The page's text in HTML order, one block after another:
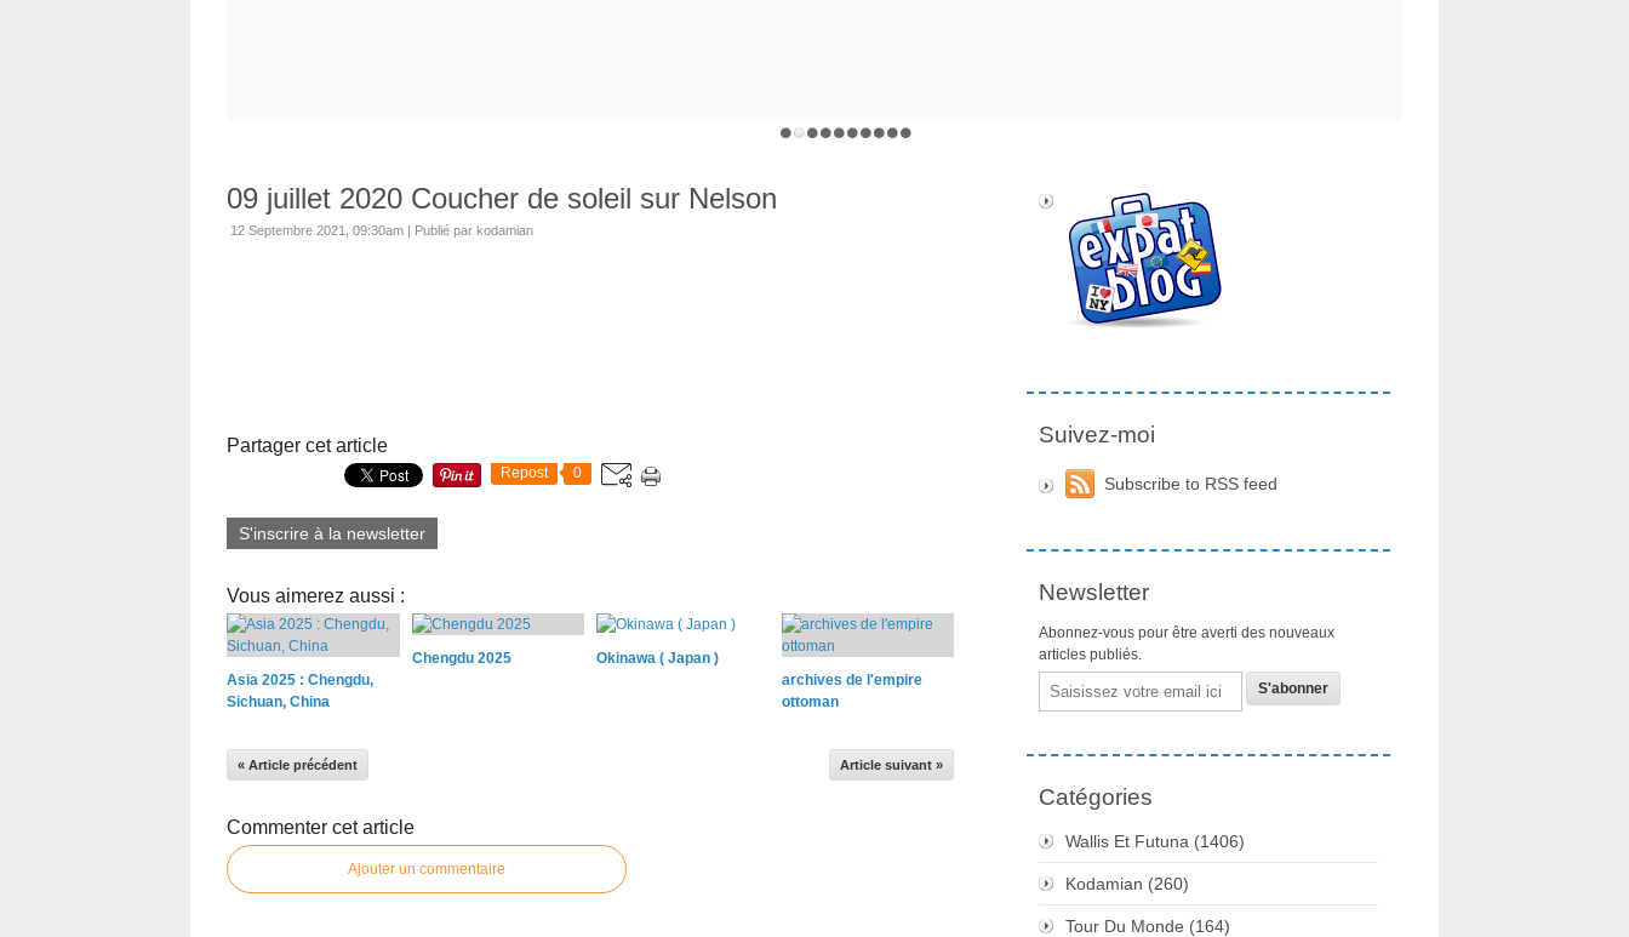
09 juillet 2020 Coucher de soleil sur Nelson
12 Septembre 2021, 09:30am | Publié par kodamian
Partager cet article
Repost 0
S'inscrire à la newsletter
Vous aimerez aussi :
Asia 2025 : Chengdu,
Sichuan, China
Chengdu 2025
Okinawa ( Japan )
archives de l'empire
ottoman
« Article précédent Article suivant »
Commenter cet article
Ajouter un commentaire
Suivez-moi
Subscribe to RSS feed
Newsletter
Abonnez-vous pour être averti des nouveaux
articles publiés.
Email
Catégories
Wallis Et Futuna (1406)
Kodamian (260)
Tour Du Monde (164)